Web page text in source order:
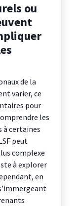
ou
de la
varier, ce
pour
les
à certaines
peut
complexe
à explorer
en